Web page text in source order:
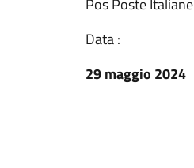
Pos Poste Italiane
Data :
29 maggio 2024